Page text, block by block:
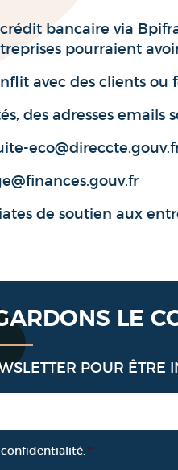
bancaire via
pourraient
avec des clients ou
des adresses emails
de soutien aux
LE
POUR ÊTRE
*